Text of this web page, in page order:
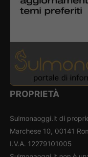
PROPRIETÀ
Sulmonaoggi.it di
Marchese 10, 00141
I.V.A. 12279101005